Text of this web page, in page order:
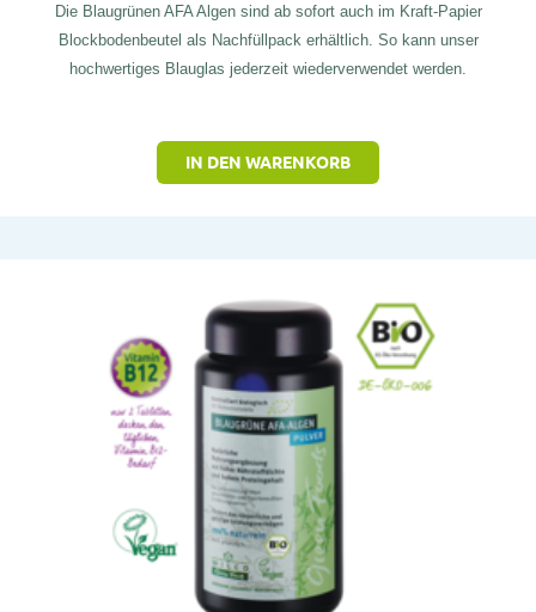
Die Blaugrünen AFA Algen sind ab sofort auch im Kraft-Papier
Blockbodenbeutel als Nachfüllpack erhältlich. So kann unser
hochwertiges Blauglas jederzeit wiederverwendet werden.
IN DEN WARENKORB